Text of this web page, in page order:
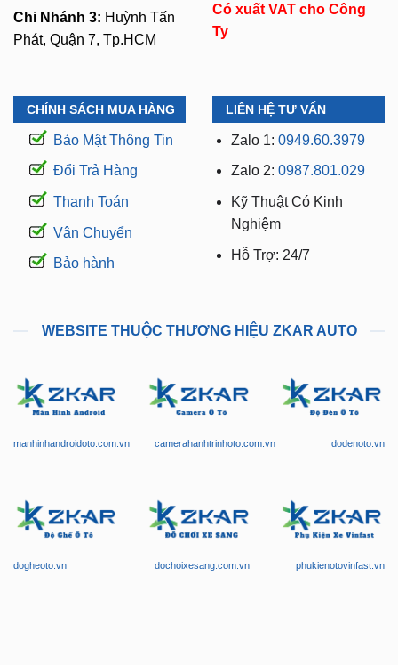
Chi Nhánh 3: Huỳnh Tấn
Phát, Quận 7, Tp.HCM
Có xuất VAT cho Công
Ty
CHÍNH SÁCH MUA HÀNG
Bảo Mật Thông Tin
Đổi Trả Hàng
Thanh Toán
Vận Chuyển
Bảo hành
LIÊN HỆ TƯ VẤN
Zalo 1: 0949.60.3979
Zalo 2: 0987.801.029
Kỹ Thuật Có Kinh
Nghiệm
Hỗ Trợ: 24/7
WEBSITE THUỘC THƯƠNG HIỆU ZKAR AUTO
manhinhandroidoto.com.vn camerahanhtrinhoto.com.vn dodenoto.vn
dogheoto.vn dochoixesang.com.vn phukienotovinfast.vn